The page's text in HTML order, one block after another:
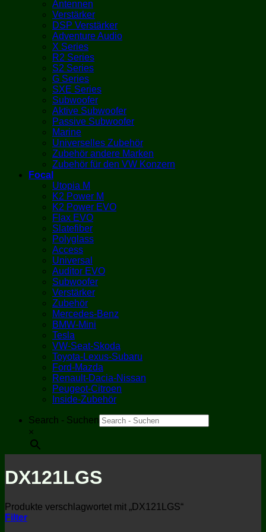
Antennen
Verstärker
DSP Verstärker
Adventure Audio
X Series
R2 Series
S2 Series
G Series
SXE Series
Subwoofer
Aktive Subwoofer
Passive Subwoofer
Marine
Universelles Zubehör
Zubehör andere Marken
Zubehör für den VW Konzern
Focal
Utopia M
K2 Power M
K2 Power EVO
Flax EVO
Slatefiber
Polyglass
Access
Universal
Auditor EVO
Subwoofer
Verstärker
Zubehör
Mercedes-Benz
BMW-Mini
Tesla
VW-Seat-Skoda
Toyota-Lexus-Subaru
Ford-Mazda
Renault-Dacia-Nissan
Peugeot-Citroen
Inside-Zubehör
Search - Suchen
×
DX121LGS
Produkte verschlagwortet mit „DX121LGS“
Filter